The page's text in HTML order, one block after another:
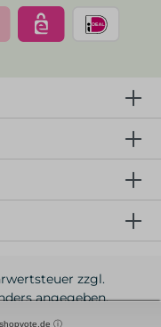
zzgl.
angegeben.
ⓘ